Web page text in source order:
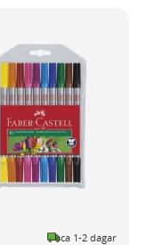
ca 1-2 dagar